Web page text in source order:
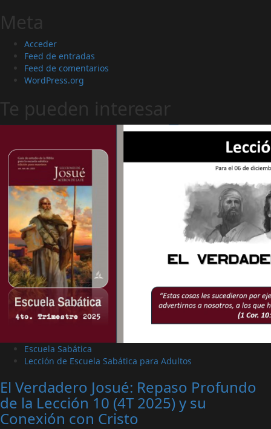
Meta
Acceder
Feed de entradas
Feed de comentarios
WordPress.org
Te pueden interesar
Escuela Sabática
Lección de Escuela Sabática para Adultos
El Verdadero Josué: Repaso Profundo
de la Lección 10 (4T 2025) y su
Conexión con Cristo